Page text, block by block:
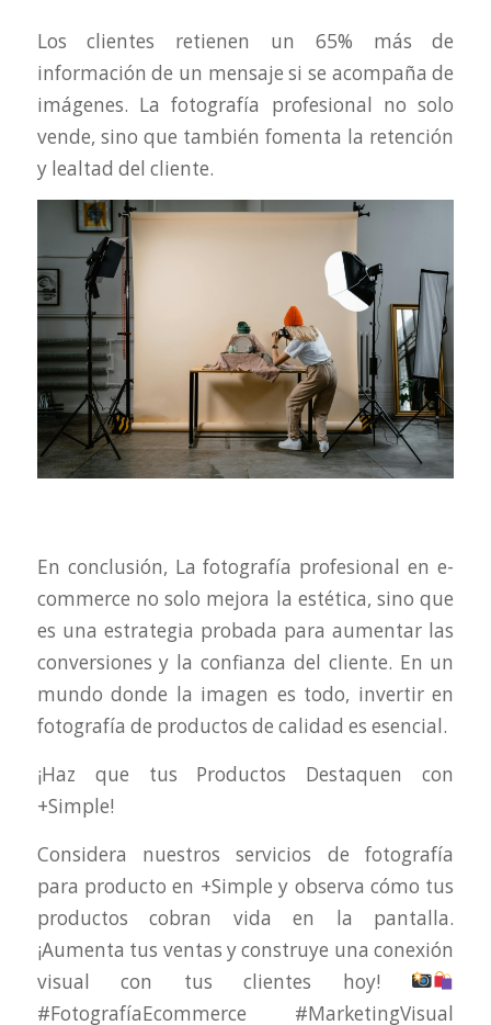
Los clientes retienen un 65% más de
información de un mensaje si se acompaña de
imágenes. La fotografía profesional no solo
vende, sino que también fomenta la retención
y lealtad del cliente.
En conclusión, La fotografía profesional en e-
commerce no solo mejora la estética, sino que
es una estrategia probada para aumentar las
conversiones y la confianza del cliente. En un
mundo donde la imagen es todo, invertir en
fotografía de productos de calidad es esencial.
¡Haz que tus Productos Destaquen con
+Simple!
Considera nuestros servicios de fotografía
para producto en +Simple y observa cómo tus
productos cobran vida en la pantalla.
¡Aumenta tus ventas y construye una conexión
visual con tus clientes hoy!
#FotografíaEcommerce #MarketingVisual